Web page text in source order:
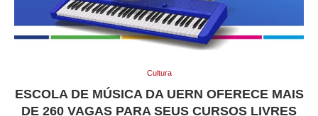
Cultura
ESCOLA DE MÚSICA DA UERN OFERECE MAIS
DE 260 VAGAS PARA SEUS CURSOS LIVRES